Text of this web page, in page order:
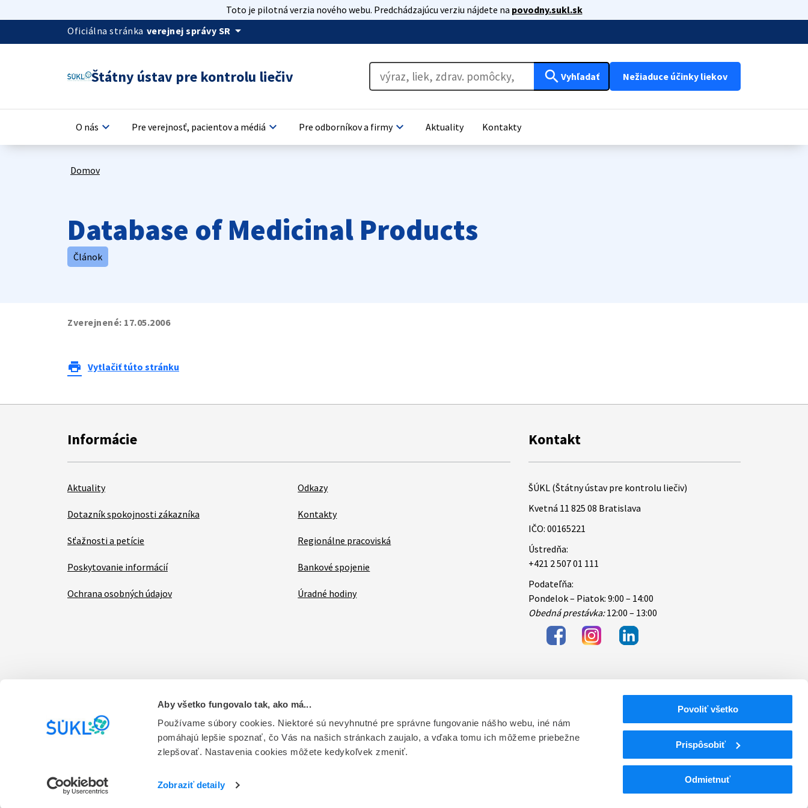
Aby všetko fungovalo tak, ako má...
Používame súbory cookies. Niektoré sú nevyhnutné pre správne fungovanie nášho webu, iné nám
pomáhajú lepšie spoznať, čo Vás na našich stránkach zaujalo, a vďaka tomu ich môžeme priebežne
zlepšovať. Nastavenia cookies môžete kedykoľvek zmeniť.
Zobraziť detaily
Povoliť všetko
Prispôsobiť
Odmietnuť
Toto je pilotná verzia nového webu. Predchádzajúcu verziu nájdete na povodny.sukl.sk
Oficiálna stránka verejnej správy SR arrow_drop_down
Štátny ústav pre kontrolu liečiv search Vyhľadať Nežiaduce účinky liekov
O nás keyboard_arrow_down Pre verejnosť, pacientov a médiá keyboard_arrow_down Pre odborníkov a firmykeyboard_arrow_down Aktuality Kontakty
Domov
Database of Medicinal Products
Článok
Zverejnené: 17.05.2006
print Vytlačiť túto stránku
Informácie
Aktuality
Dotazník spokojnosti zákazníka
Sťažnosti a petície
Poskytovanie informácií
Ochrana osobných údajov
Odkazy
Kontakty
Regionálne pracoviská
Bankové spojenie
Úradné hodiny
Kontakt
ŠÚKL (Štátny ústav pre kontrolu liečiv)
Kvetná 11 825 08 Bratislava
IČO: 00165221
Ústredňa:
+421 2 507 01 111
Podateľňa:
Pondelok – Piatok: 9:00 – 14:00
Obedná prestávka:12:00 – 13:00
Items
Vyhlásenie o prístupnosti Kontakt na prevádzkovateľa RSS Oznamy Databázy a servis Základné zásady bezpečnosti
Prevádzkovateľom stránky je Štátny ústav pre kontrolu liečiv. Vytvorené v súlade s Jednotným dizajn manuálom elektronických